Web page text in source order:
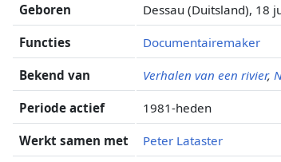
Geboren Dessau (Duitsland), 18
Functies Documentairemaker
Bekend van Verhalen van een rivier,
Periode actief 1981-heden
Werkt samen met Peter Lataster